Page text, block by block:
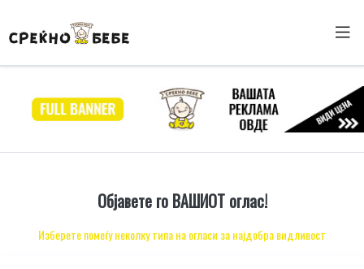
Објавете го ВАШИОТ оглас!
Изберете помеѓу неколку типа на огласи за најдобра видливост